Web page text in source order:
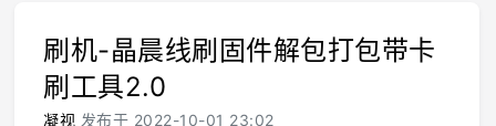
刷机-晶晨线刷固件解包打包带卡
刷工具2.0
凝视 发布于 2022-10-01 23:02